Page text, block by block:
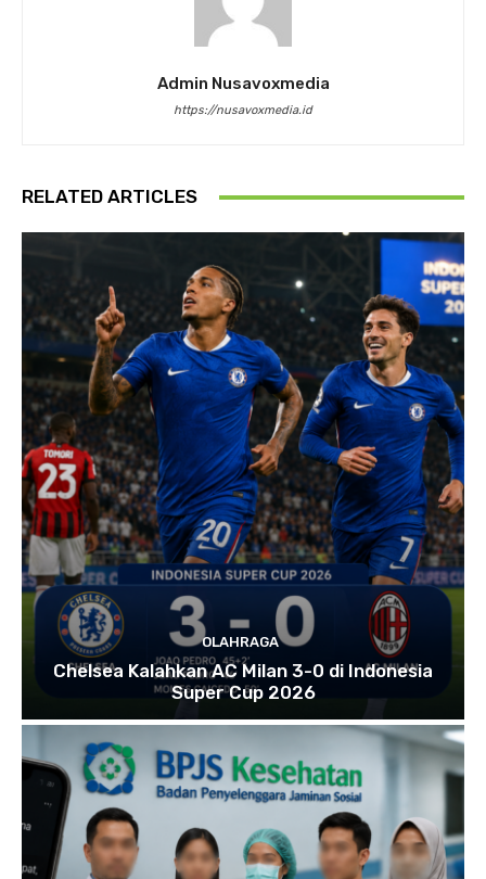
Admin Nusavoxmedia
https://nusavoxmedia.id
RELATED ARTICLES
OLAHRAGA
Chelsea Kalahkan AC Milan 3-0 di Indonesia
Super Cup 2026